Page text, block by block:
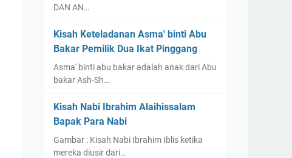
DAN AN…
Kisah Keteladanan Asma' binti Abu
Bakar Pemilik Dua Ikat Pinggang
Asma' binti abu bakar adalah anak dari Abu
bakar Ash-Sh…
Kisah Nabi Ibrahim Alaihissalam
Bapak Para Nabi
Gambar : Kisah Nabi Ibrahim Iblis ketika
mereka diusir dari…